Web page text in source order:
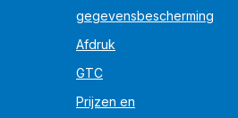
gegevensbescherming
Afdruk
GTC
Prijzen en